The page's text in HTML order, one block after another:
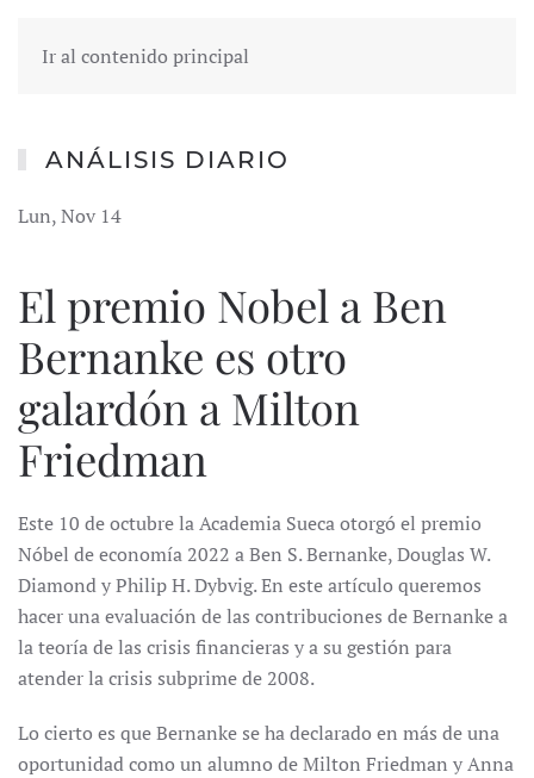
Ir al contenido principal
ANÁLISIS DIARIO
Lun, Nov 14
El premio Nobel a Ben
Bernanke es otro
galardón a Milton
Friedman
Este 10 de octubre la Academia Sueca otorgó el premio
Nóbel de economía 2022 a Ben S. Bernanke, Douglas W.
Diamond y Philip H. Dybvig. En este artículo queremos
hacer una evaluación de las contribuciones de Bernanke a
la teoría de las crisis financieras y a su gestión para
atender la crisis subprime de 2008.
Lo cierto es que Bernanke se ha declarado en más de una
oportunidad como un alumno de Milton Friedman y Anna